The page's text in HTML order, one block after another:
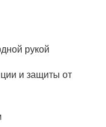
рукой
и защиты от